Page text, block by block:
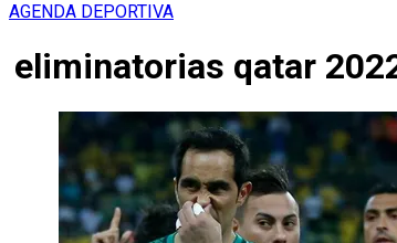
AGENDA DEPORTIVA
eliminatorias qatar